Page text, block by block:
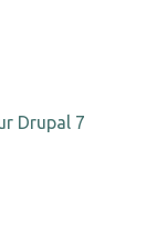
Drupal 7